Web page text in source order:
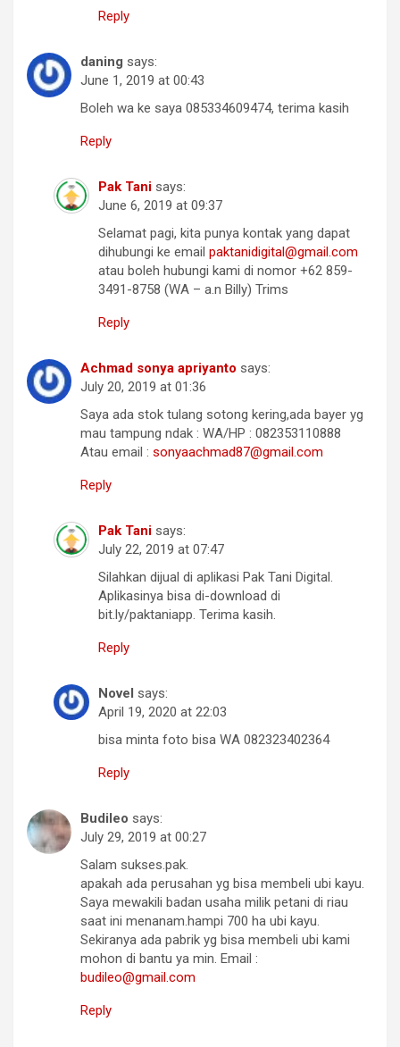
Reply
daning says:
June 1, 2019 at 00:43
Boleh wa ke saya 085334609474, terima kasih
Reply
Pak Tani says:
June 6, 2019 at 09:37
Selamat pagi, kita punya kontak yang dapat
dihubungi ke email paktanidigital@gmail.com
atau boleh hubungi kami di nomor +62 859-
3491-8758 (WA – a.n Billy) Trims
Reply
Achmad sonya apriyanto says:
July 20, 2019 at 01:36
Saya ada stok tulang sotong kering,ada bayer yg
mau tampung ndak : WA/HP : 082353110888
Atau email : sonyaachmad87@gmail.com
Reply
Pak Tani says:
July 22, 2019 at 07:47
Silahkan dijual di aplikasi Pak Tani Digital.
Aplikasinya bisa di-download di
bit.ly/paktaniapp. Terima kasih.
Reply
Novel says:
April 19, 2020 at 22:03
bisa minta foto bisa WA 082323402364
Reply
Budileo says:
July 29, 2019 at 00:27
Salam sukses.pak.
apakah ada perusahan yg bisa membeli ubi kayu.
Saya mewakili badan usaha milik petani di riau
saat ini menanam.hampi 700 ha ubi kayu.
Sekiranya ada pabrik yg bisa membeli ubi kami
mohon di bantu ya min. Email :
budileo@gmail.com
Reply